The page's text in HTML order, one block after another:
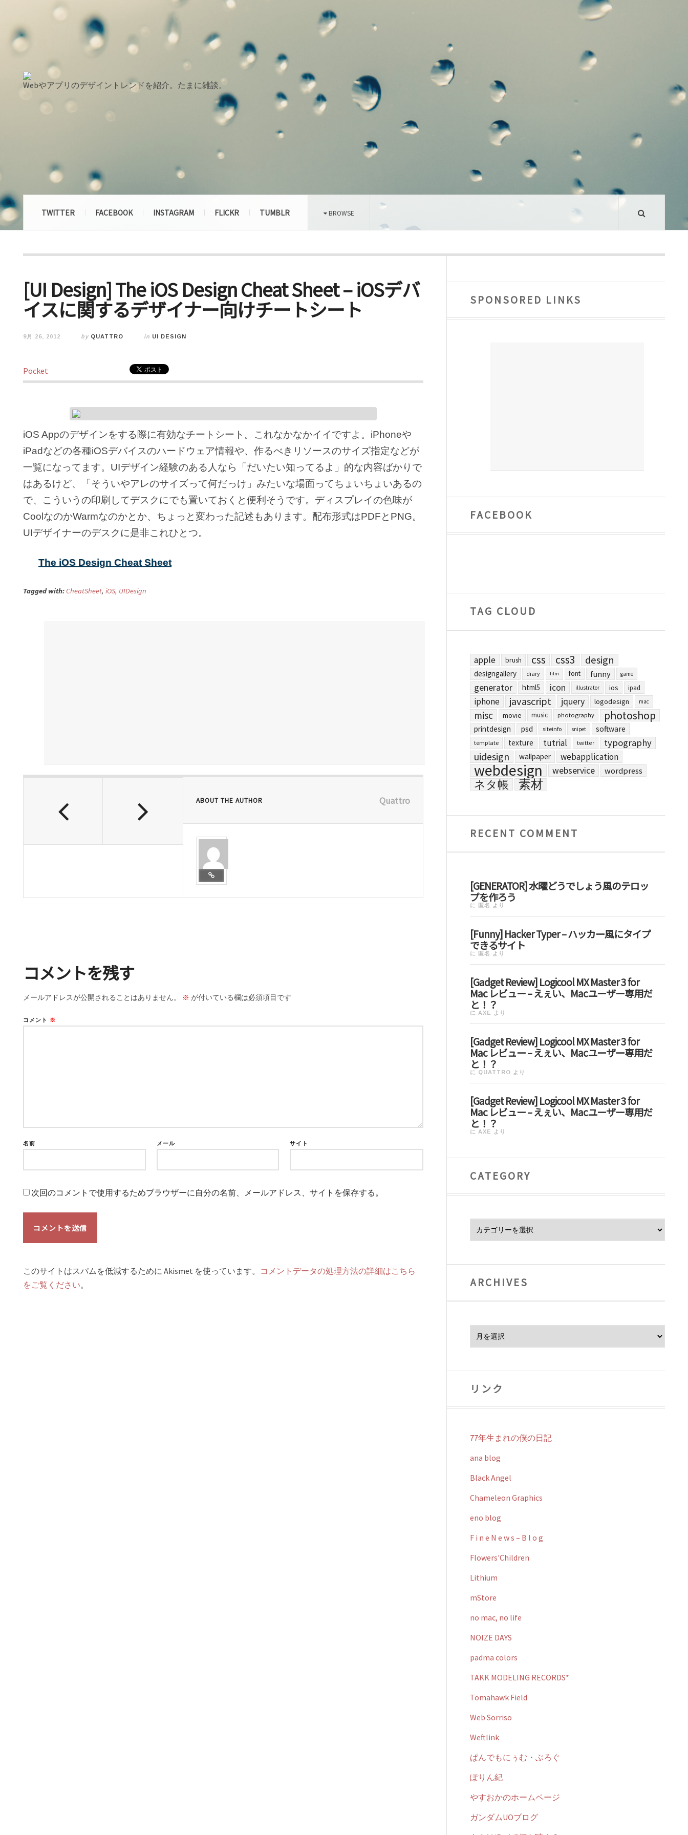
Webやアプリのデザイントレンドを紹介。たまに雑談。
TWITTER FACEBOOK INSTAGRAM FLICKR TUMBLR BROWSE
[UI Design] The iOS Design Cheat Sheet – iOSデバ
イスに関するデザイナー向けチートシート
9月 26, 2012 by QUATTRO in UI DESIGN
Pocket
iOS Appのデザインをする際に有効なチートシート。これなかなかイイですよ。iPhoneや
iPadなどの各種iOSデバイスのハードウェア情報や、作るべきリソースのサイズ指定などが
一覧になってます。UIデザイン経験のある人なら「だいたい知ってるよ」的な内容ばかりで
はあるけど、「そういやアレのサイズって何だっけ」みたいな場面ってちょいちょいあるの
で、こういうの印刷してデスクにでも置いておくと便利そうです。ディスプレイの色味が
CoolなのかWarmなのかとか、ちょっと変わった記述もあります。配布形式はPDFとPNG。
UIデザイナーのデスクに是非これひとつ。
The iOS Design Cheat Sheet
Tagged with:CheatSheet, iOS, UIDesign
ABOUT THE AUTHOR Quattro
コメントを残す
メールアドレスが公開されることはありません。 ※ が付いている欄は必須項目です
コメント ※
名前 メール サイト
次回のコメントで使用するためブラウザーに自分の名前、メールアドレス、サイトを保存する。
このサイトはスパムを低減するために Akismet を使っています。 コメントデータの処理方法の詳細はこちら
をご覧ください。
SPONSORED LINKS
FACEBOOK
TAG CLOUD
apple brush css css3 design
designgallery diary film font funny game
generator html5 icon illustrator ios ipad
iphone javascript jquery logodesign mac
misc movie music photography photoshop
printdesign psd siteinfo snipet software
template texture tutrial twitter typography
uidesign wallpaper webapplication
webdesign webservice wordpress
ネタ帳 素材
RECENT COMMENT
[GENERATOR] 水曜どうでしょう風のテロッ
プを作ろう
に 匿名 より
[Funny] Hacker Typer – ハッカー風にタイプ
できるサイト
に 匿名 より
[Gadget Review] Logicool MX Master 3 for
Mac レビュー – えぇい、Macユーザー専用だ
と！？
に AXE より
[Gadget Review] Logicool MX Master 3 for
Mac レビュー – えぇい、Macユーザー専用だ
と！？
に QUATTRO より
[Gadget Review] Logicool MX Master 3 for
Mac レビュー – えぇい、Macユーザー専用だ
と！？
に AXE より
CATEGORY
ARCHIVES
リンク
77年生まれの僕の日記
ana blog
Black Angel
Chameleon Graphics
eno blog
F i n e N e w s – B l o g
Flowers'Children
Lithium
mStore
no mac, no life
NOIZE DAYS
padma colors
TAKK MODELING RECORDS*
Tomahawk Field
Web Sorriso
Weftlink
ぱんでもにぅむ・ぶろぐ
ぽりん紀
やすおかのホームページ
ガンダムUOブログ